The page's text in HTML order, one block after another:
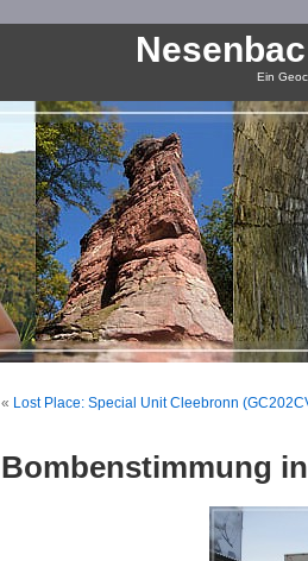
Ein
« Lost Place: Special Unit Cleebronn
Bombenstimmung